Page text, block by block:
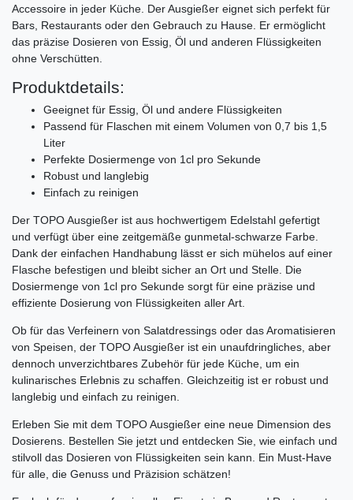
Accessoire in jeder Küche. Der Ausgießer eignet sich perfekt für
Bars, Restaurants oder den Gebrauch zu Hause. Er ermöglicht
das präzise Dosieren von Essig, Öl und anderen Flüssigkeiten
ohne Verschütten.
Produktdetails:
Geeignet für Essig, Öl und andere Flüssigkeiten
Passend für Flaschen mit einem Volumen von 0,7 bis 1,5
Liter
Perfekte Dosiermenge von 1cl pro Sekunde
Robust und langlebig
Einfach zu reinigen
Der TOPO Ausgießer ist aus hochwertigem Edelstahl gefertigt
und verfügt über eine zeitgemäße gunmetal-schwarze Farbe.
Dank der einfachen Handhabung lässt er sich mühelos auf einer
Flasche befestigen und bleibt sicher an Ort und Stelle. Die
Dosiermenge von 1cl pro Sekunde sorgt für eine präzise und
effiziente Dosierung von Flüssigkeiten aller Art.
Ob für das Verfeinern von Salatdressings oder das Aromatisieren
von Speisen, der TOPO Ausgießer ist ein unaufdringliches, aber
dennoch unverzichtbares Zubehör für jede Küche, um ein
kulinarisches Erlebnis zu schaffen. Gleichzeitig ist er robust und
langlebig und einfach zu reinigen.
Erleben Sie mit dem TOPO Ausgießer eine neue Dimension des
Dosierens. Bestellen Sie jetzt und entdecken Sie, wie einfach und
stilvoll das Dosieren von Flüssigkeiten sein kann. Ein Must-Have
für alle, die Genuss und Präzision schätzen!